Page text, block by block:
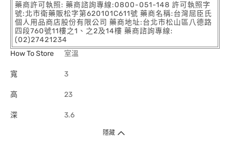
藥商許可執照: 藥商諮詢專線:0800-051-148 許可執照字
號:北市衛藥販松字第620101C611號 藥商名稱:台灣屈臣氏
個人用品商店股份有限公司 藥商地址:台北市松山區八德路
四段760號11樓之1、之2及14樓 藥商諮詢專線:
(02)27421234
How To Store
室溫
寬 3
高 23
深 3.6
隱藏